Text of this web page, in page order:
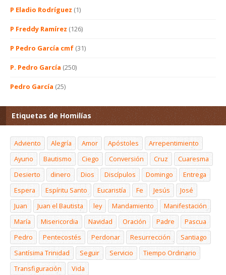
P Eladio Rodríguez (1)
P Freddy Ramírez (126)
P Pedro García cmf (31)
P. Pedro García (250)
Pedro García (25)
Etiquetas de Homilías
Adviento Alegría Amor Apóstoles
Arrepentimiento
Ayuno
Bautismo Ciego Conversión Cruz
Cuaresma
Desierto
dinero Dios Discípulos Domingo
Entrega
Espera
Espíritu Santo Eucaristía Fe Jesús
José
Juan
Juan el Bautista ley Mandamiento
Manifestación
María
Misericordia Navidad Oración Padre
Pascua
Pedro
Pentecostés Perdonar Resurrección
Santiago
Santísima Trinidad
Seguir Servicio
Tiempo Ordinario
Transfiguración
Vida